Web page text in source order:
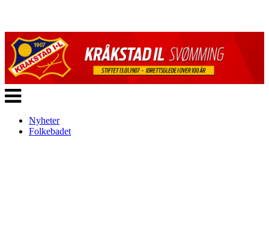
Veksle
navigasjon
Nyheter
Folkebadet